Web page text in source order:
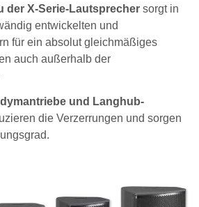
der X-Serie-Lautsprecher sorgt in
entwickelten und
für ein absolut gleichmäßiges
auch außerhalb der
und Langhub-
die Verzerrungen und sorgen